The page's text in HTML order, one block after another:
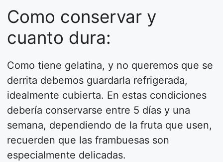
Como conservar y
cuanto dura:
Como tiene gelatina, y no queremos que se
derrita debemos guardarla refrigerada,
idealmente cubierta. En estas condiciones
debería conservarse entre 5 días y una
semana, dependiendo de la fruta que usen,
recuerden que las frambuesas son
especialmente delicadas.